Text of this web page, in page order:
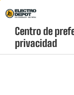
Menú
Centro de
privacidad